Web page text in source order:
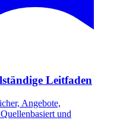
Leitfaden
Angebote,
und